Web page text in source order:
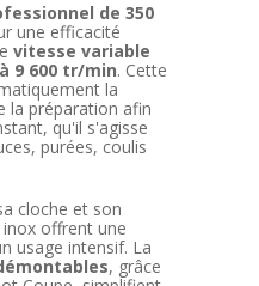
de 350
une efficacité
vitesse variable
9 600 tr/min. Cette
la
la préparation afin
qu'il s'agisse
purées, coulis
cloche et son
offrent une
usage intensif. La
, grâce